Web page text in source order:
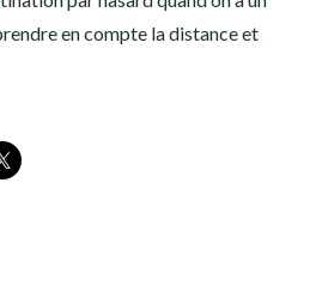
en compte la distance et